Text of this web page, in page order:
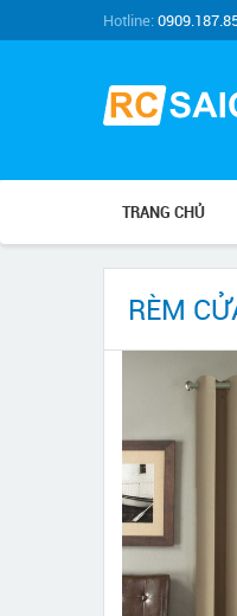
Hotline:
TRANG CHỦ
RÈM